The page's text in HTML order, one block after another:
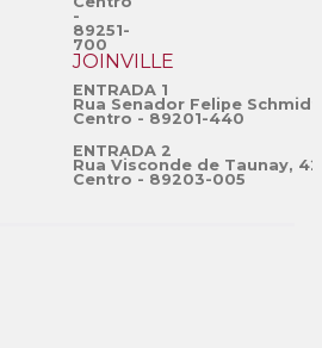
-
89251-
700
JOINVILLE
ENTRADA 1
Rua Senador Felipe
Centro - 89201-440
ENTRADA 2
Rua Visconde de Taunay,
Centro - 89203-005